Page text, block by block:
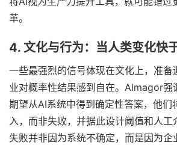
革。
4. 文化与行为：当人类变化快
一些最强烈的信号体现在文化上，准备
业对概率性结果感到自在。Almagor强
期望从AI系统中得到确定性答案，他们
入，而非失败，并据此设计阈值和人工
失败并非因为系统不确定，而是因为企